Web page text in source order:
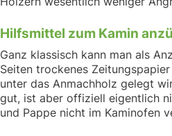
Hilfsmittel zum Kamin
Ganz klassisch kann man als
Seiten trockenes
unter das Anmachholz gelegt
gut, ist aber offiziell eigentlich
und Pappe nicht im Kaminofen